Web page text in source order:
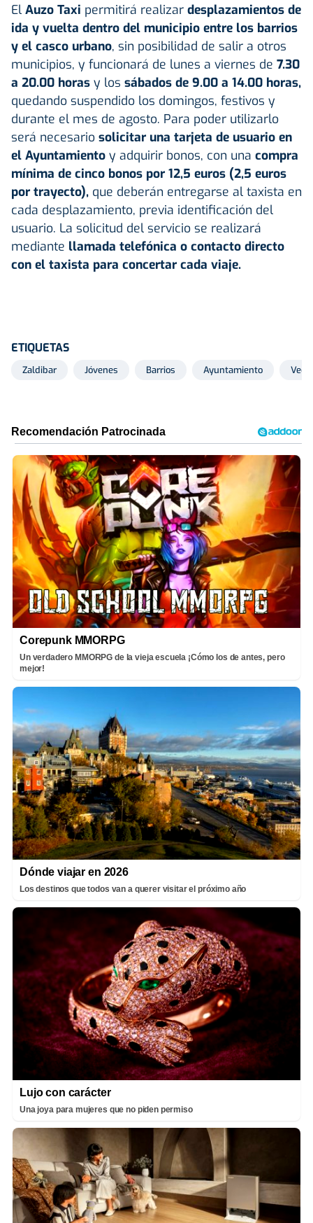
El Auzo Taxi permitirá realizar desplazamientos de
ida y vuelta dentro del municipio entre los barrios
y el casco urbano, sin posibilidad de salir a otros
municipios, y funcionará de lunes a viernes de 7.30
a 20.00 horas y los sábados de 9.00 a 14.00 horas,
quedando suspendido los domingos, festivos y
durante el mes de agosto. Para poder utilizarlo
será necesario solicitar una tarjeta de usuario en
el Ayuntamiento y adquirir bonos, con una compra
mínima de cinco bonos por 12,5 euros (2,5 euros
por trayecto), que deberán entregarse al taxista en
cada desplazamiento, previa identificación del
usuario. La solicitud del servicio se realizará
mediante llamada telefónica o contacto directo
con el taxista para concertar cada viaje.
ETIQUETAS
Zaldibar Jóvenes Barrios Ayuntamiento
Corepunk MMORPG
Un verdadero MMORPG de la vieja escuela ¡Cómo los de antes, pero
mejor!
Dónde viajar en 2026
Los destinos que todos van a querer visitar el próximo año
Lujo con carácter
Una joya para mujeres que no piden permiso